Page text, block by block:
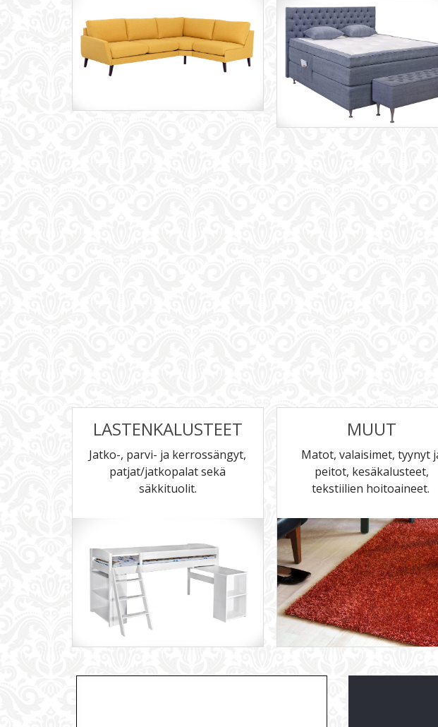
LASTENKALUSTEET
Jatko-, parvi- ja kerrossängyt,
patjat/jatkopalat sekä
säkkituolit.
MUUT
Matot, valaisimet, tyynyt
peitot, kesäkalusteet,
tekstiilien hoitoaineet.